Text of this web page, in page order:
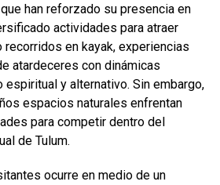
han reforzado su presencia en
actividades para atraer
en kayak, experiencias
atardeceres con dinámicas
y alternativo. Sin embargo,
espacios naturales enfrentan
para competir dentro del
de Tulum.
ocurre en medio de un